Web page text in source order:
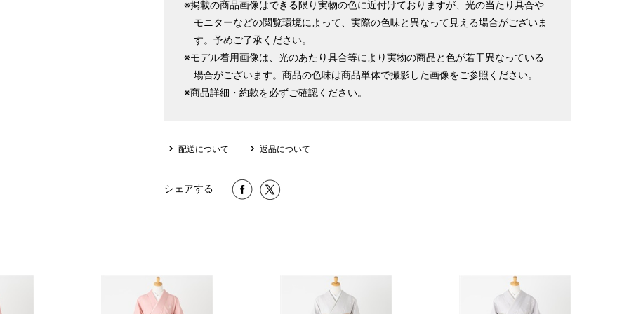
※掲載の商品画像はできる限り実物の色に近付けておりますが、光の当たり具合や
モニターなどの閲覧環境によって、実際の色味と異なって見える場合がございま
す。予めご了承ください。
※モデル着用画像は、光のあたり具合等により実物の商品と色が若干異なっている
場合がございます。商品の色味は商品単体で撮影した画像をご参照ください。
※商品詳細・約款を必ずご確認ください。
配送について 返品について
シェアする